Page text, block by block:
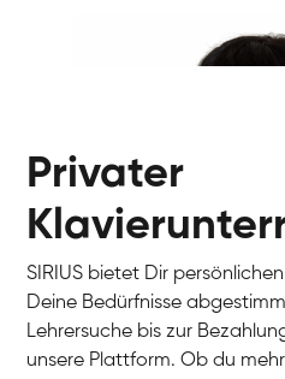
Privater
SIRIUS bietet Dir
Deine Bedürfnisse
Lehrersuche bis zur
unsere Plattform. Ob du